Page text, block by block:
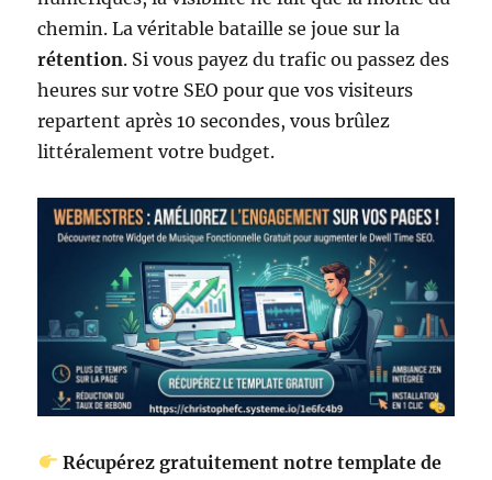
chemin. La véritable bataille se joue sur la
rétention. Si vous payez du trafic ou passez des
heures sur votre SEO pour que vos visiteurs
repartent après 10 secondes, vous brûlez
littéralement votre budget.
Récupérez gratuitement notre template de